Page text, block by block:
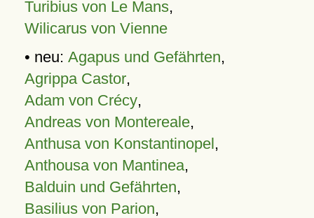
Turibius von Le Mans,
Wilicarus von Vienne
• neu: Agapus und Gefährten,
Agrippa Castor,
Adam von Crécy,
Andreas von Montereale,
Anthusa von Konstantinopel,
Anthousa von Mantinea,
Balduin und Gefährten,
Basilius von Parion,